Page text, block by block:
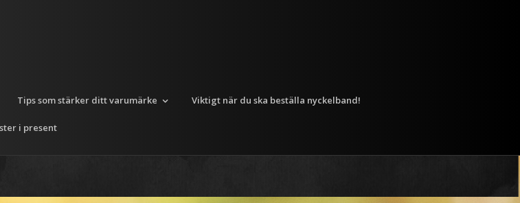
Tips som stärker ditt varumärke Viktigt när du ska beställa nyckelband!
i present